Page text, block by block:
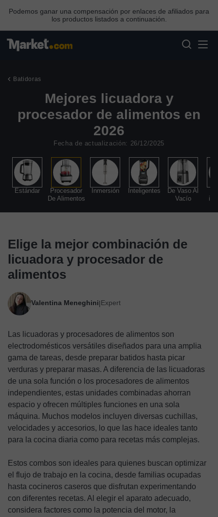
Podemos ganar una compensación por enlaces de afiliados para
los productos listados a continuación.
Batidoras
Mejores licuadora y
procesador de alimentos en
2026
Fecha de actualización: 26/12/2025
Estándar
Procesador
De Alimentos
Inmersión Inteligentes
De Vaso Al
Vacío
Elige la mejor combinación de
licuadora y procesador de
alimentos
Valentina Meneghini|Expert
Las licuadoras y procesadores de alimentos son
electrodomésticos versátiles diseñados para una amplia
gama de tareas, desde preparar batidos hasta picar
verduras y preparar masas. A diferencia de las licuadoras
de una sola función o los procesadores de alimentos
independientes, estas unidades combinadas ahorran
espacio y ofrecen múltiples funciones en una sola
máquina. Muchos modelos incluyen diversas cuchillas,
velocidades y accesorios, lo que las hace ideales tanto
para la cocina diaria como para recetas más complejas.
Estos combos son ideales para quienes buscan optimizar
el flujo de trabajo en la cocina, desde familias ocupadas
hasta cocineros caseros que disfrutan experimentando
con diferentes recetas. Al elegir el aparato adecuado,
considera factores como la potencia del motor, la